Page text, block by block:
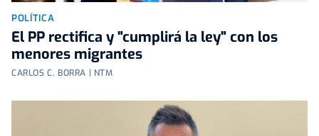
POLÍTICA
El PP rectifica y "cumplirá la ley" con los
menores migrantes
CARLOS C. BORRA | NTM